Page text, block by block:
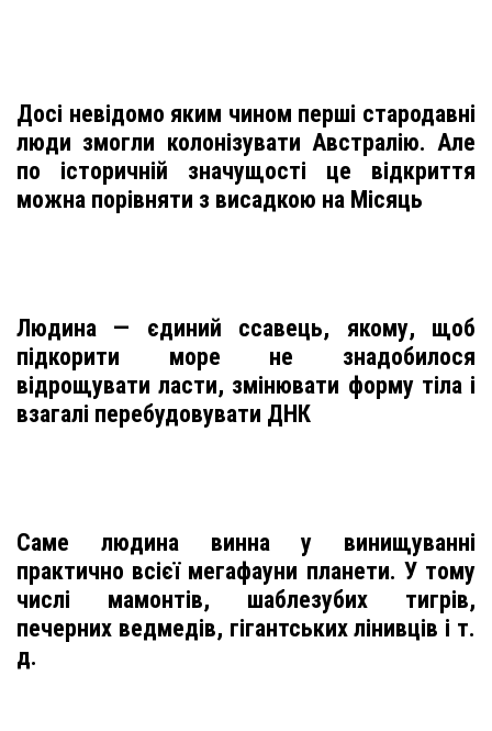
Досі невідомо яким чином перші стародавні
люди змогли колонізувати Австралію. Але
по історичній значущості це відкриття
можна порівняти з висадкою на Місяць
Людина — єдиний ссавець, якому, щоб
підкорити море не знадобилося
відрощувати ласти, змінювати форму тіла і
взагалі перебудовувати ДНК
Саме людина винна у винищуванні
практично всієї мегафауни планети. У тому
числі мамонтів, шаблезубих тигрів,
печерних ведмедів, гігантських лінивців і т.
д.